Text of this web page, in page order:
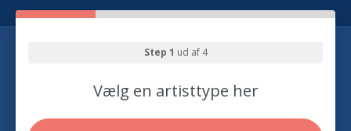
Step 1 ud af 4
Vælg en artisttype her